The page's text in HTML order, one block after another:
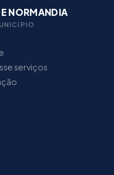
NORMANDIA
serviços